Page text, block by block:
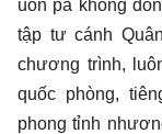
uồn pa khòng
tập tư cánh
chương trình,
quốc phòng,
phong tỉnh